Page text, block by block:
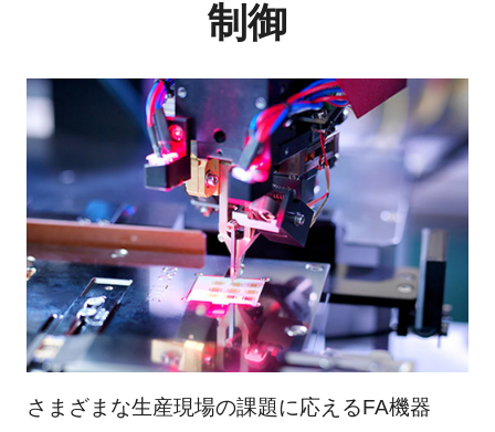
制御
さまざまな生産現場の課題に応えるFA機器